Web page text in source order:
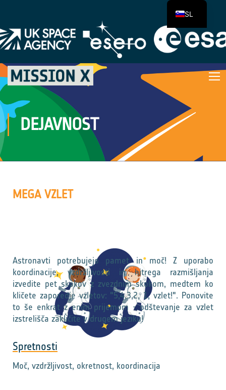
DEJAVNOST
MEGA VZLET
Astronavti potrebujejo pamet in moč! Z uporabo
koordinacije, vzdržljivosti in hitrega razmišljanja
izvedite pet skokov z zvezdnim skokom, medtem ko
kličete zaporedje vzletov: "5,4,3,2, 1, vzlet!". Ponovite
to še enkrat z enim prijemom - odštevanje za vzlet
izstrelišča zakličite v drugem jeziku!
Spretnosti
Moč, vzdržljivost, okretnost, koordinacija
SL